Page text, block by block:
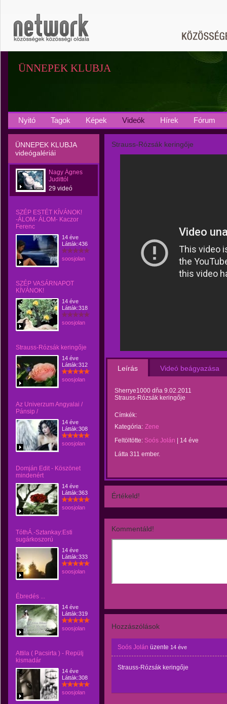
ÜNNEPEK KLUBJA
Nyitó Tagok Képek Videók Hírek Fórum
ÜNNEPEK KLUBJA
videógalériái
Nagy Ágnes
Judittól
29 videó
SZÉP ESTÉT KÍVÁNOK!
-ÁLOM- ÁLOM- Kaczor
Ferenc
14 éve
Látták:436
soosjolan
SZÉP VASÁRNAPOT
KÍVÁNOK!
14 éve
Látták:318
soosjolan
Strauss-Rózsák keringője
14 éve
Látták:312
soosjolan
Az Univerzum Angyalai /
Pánsip /
14 éve
Látták:308
soosjolan
Domján Edit - Köszönet
mindenért
14 éve
Látták:363
soosjolan
TóthÁ.-Sztankay:Esti
sugárkoszorú
14 éve
Látták:333
soosjolan
Ébredés ...
14 éve
Látták:319
soosjolan
Attila ( Pacsirta ) - Repülj
kismadár
14 éve
Látták:308
soosjolan
Strauss-Rózsák keringője
Leírás Videó beágyazása
Sherrye1000 dňa 9.02.2011
Strauss-Rózsák keringője
Címkék:
Kategória: Zene
Feltöltötte: Soós Jolán
14 éve
Látta 311 ember.
Értékeld!
Kommentáld!
Hozzászólások
Soós Jolán üzente 14 éve
Strauss-Rózsák keringője